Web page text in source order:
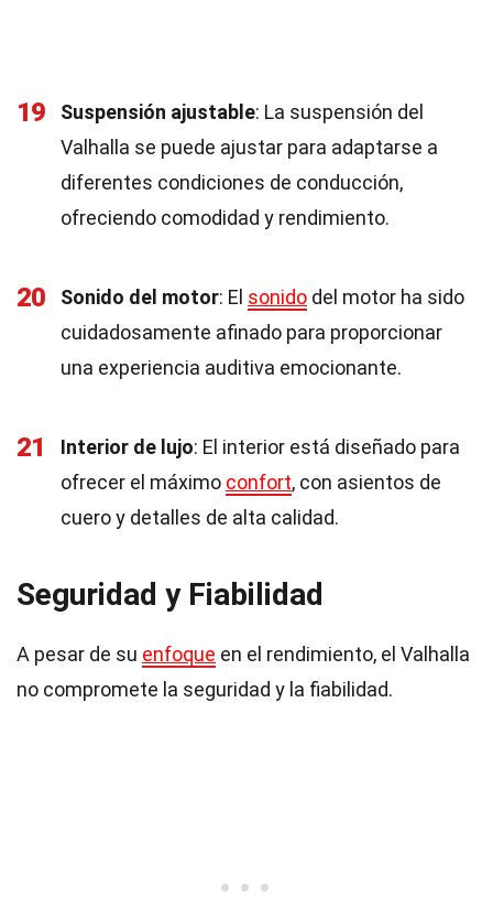
19 Suspensión ajustable: La suspensión del
Valhalla se puede ajustar para adaptarse a
diferentes condiciones de conducción,
ofreciendo comodidad y rendimiento.
20 Sonido del motor: El sonido del motor ha sido
cuidadosamente afinado para proporcionar
una experiencia auditiva emocionante.
21 Interior de lujo: El interior está diseñado para
ofrecer el máximo confort, con asientos de
cuero y detalles de alta calidad.
Seguridad y Fiabilidad
A pesar de su enfoque en el rendimiento, el Valhalla
no compromete la seguridad y la fiabilidad.